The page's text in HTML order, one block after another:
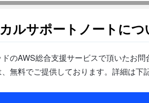
ルサポートノートにつ
のAWS総合支援サービスで頂いたお
無料でご提供しております。詳細は下